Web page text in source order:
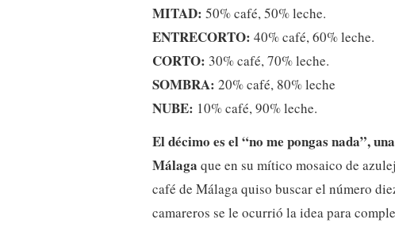
MITAD: 50% café, 50% leche.
ENTRECORTO: 40% café, 60% leche.
CORTO: 30% café, 70% leche.
SOMBRA: 20% café, 80% leche
NUBE: 10% café, 90% leche.
El décimo es el “no me pongas nada”,
Málaga que en su mítico mosaico de
café de Málaga quiso buscar el número
camareros se le ocurrió la idea para